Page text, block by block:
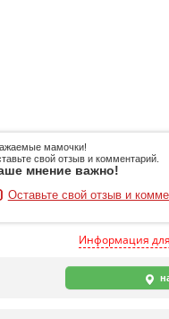
мамочки!
свой отзыв и комментарий.
мнение важно!
Оставьте свой отзыв и
Информация